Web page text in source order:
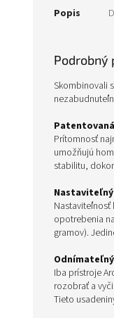
Popis
Podrobný
Skombinovali
Prítomnosť
umožňujú
stabilitu,
opotrebenia
gramov).
Iba prístroje
rozobrať a
Tieto